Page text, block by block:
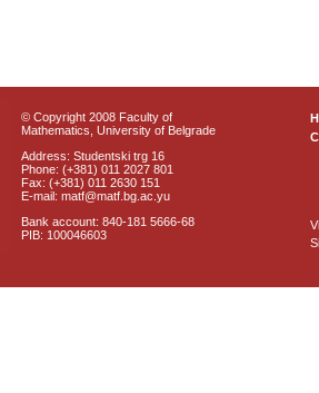
© Copyright 2008 Faculty of
Mathematics, University of Belgrade
Address: Studentski trg 16
Phone: (+381) 011 2027 801
Fax: (+381) 011 2630 151
E-mail: matf@matf.bg.ac.yu
Bank account: 840-181 5666-68
PIB: 100046603